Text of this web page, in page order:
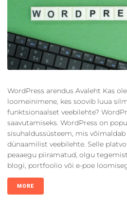
WordPress arendus Avaleht Kas
loomeinimene, kes soovib luua
funktsionaalset veebilehte?
saavutamiseks. WordPress on
sisuhaldussüsteem, mis
dünaamilist veebilehte. Selle
peaaegu piiramatud, olgu
blogi, portfoolio või e-poe
MORE